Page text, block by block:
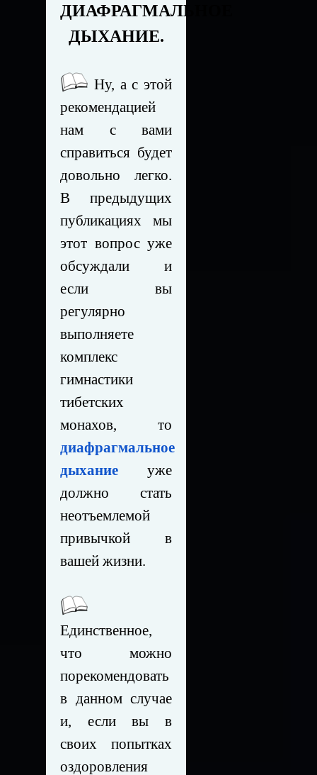
ДИАФРАГМАЛЬНОЕ
ДЫХАНИЕ.
Ну, а с этой
рекомендацией
нам с вами
справиться будет
довольно легко.
В предыдущих
публикациях мы
этот вопрос уже
обсуждали и
если вы
регулярно
выполняете
комплекс
гимнастики
тибетских
монахов, то
диафрагмальное
дыхание уже
должно стать
неотъемлемой
привычкой в
вашей жизни.
Единственное,
что можно
порекомендовать
в данном случае
и, если вы в
своих попытках
оздоровления